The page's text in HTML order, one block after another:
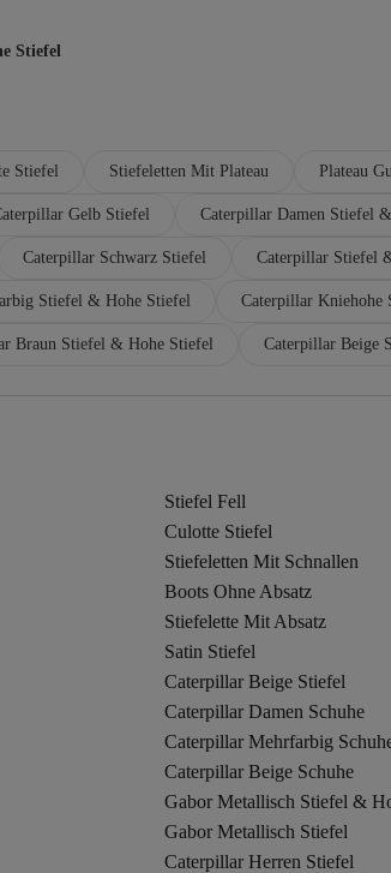
Stiefel
Stiefel Stiefeletten Mit Plateau Plateau
Gelb Stiefel Caterpillar Damen Stiefel
Caterpillar Schwarz Stiefel Caterpillar Stiefel
Stiefel & Hohe Stiefel Caterpillar Kniehohe
Braun Stiefel & Hohe Stiefel Caterpillar Beige
Stiefel Fell
Culotte Stiefel
Stiefeletten Mit Schnallen
Boots Ohne Absatz
Stiefelette Mit Absatz
Satin Stiefel
Caterpillar Beige Stiefel
Caterpillar Damen Schuhe
Caterpillar Mehrfarbig
Caterpillar Beige Schuhe
Gabor Metallisch Stiefel &
Gabor Metallisch Stiefel
Caterpillar Herren Stiefel